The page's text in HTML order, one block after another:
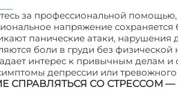
за профессиональной помощью,
напряжение сохраняется
панические атаки, нарушения
боли в груди без физической
интерес к привычным делам
депрессии или тревожного
СПРАВЛЯТЬСЯ СО СТРЕССОМ